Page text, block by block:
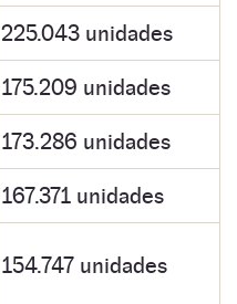
225.043 unidades
175.209 unidades
173.286 unidades
167.371 unidades
154.747 unidades